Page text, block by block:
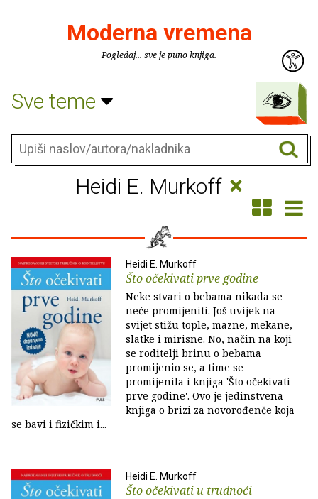
Moderna vremena
Pogledaj... sve je puno knjiga.
Sve teme
Heidi E. Murkoff ×
Heidi E. Murkoff
Što očekivati prve godine
Neke stvari o bebama nikada se
neće promijeniti. Još uvijek na
svijet stižu tople, mazne, mekane,
slatke i mirisne. No, način na koji
se roditelji brinu o bebama
promijenio se, a time se
promijenila i knjiga 'Što očekivati
prve godine'. Ovo je jedinstvena
knjiga o brizi za novorođenče koja
se bavi i fizičkim i...
Heidi E. Murkoff
Što očekivati u trudnoći